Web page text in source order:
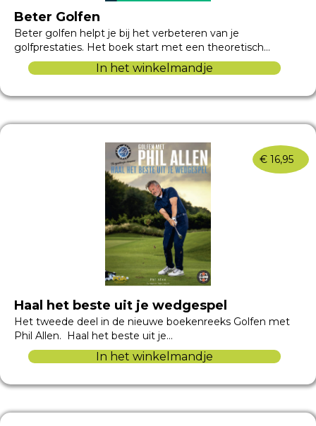
Beter Golfen
Beter golfen helpt je bij het verbeteren van je
golfprestaties. Het boek start met een theoretisch…
In het winkelmandje
€ 16,95
Haal het beste uit je wedgespel
Het tweede deel in de nieuwe boekenreeks Golfen met
Phil Allen. Haal het beste uit je…
In het winkelmandje